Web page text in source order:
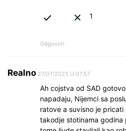
1
Odgovori
Realno 27/07/2025 U 07:57
Ah cojstva od SAD
napadaju, Nijemci sa
ratove a suvisno je
takodje stotinama godina